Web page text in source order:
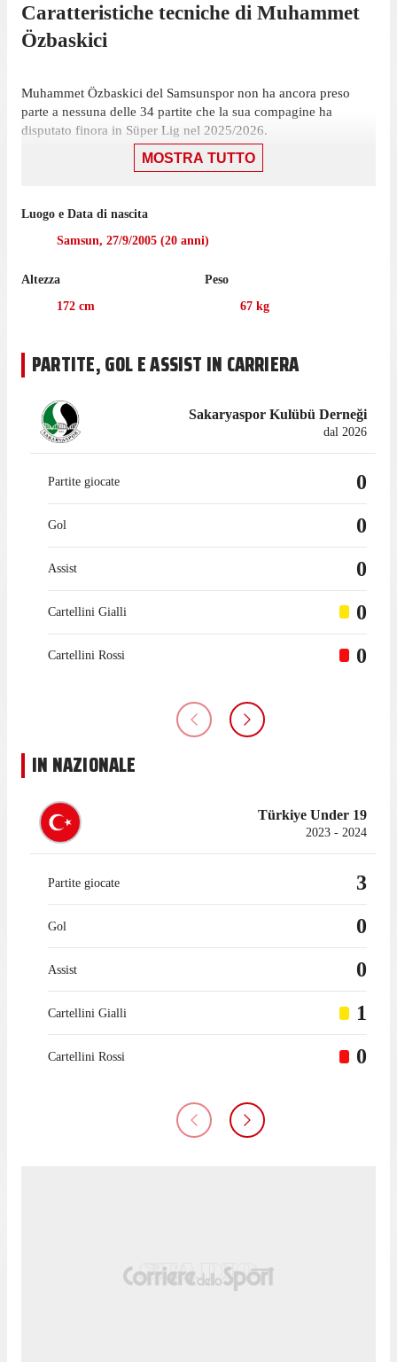
Caratteristiche tecniche di Muhammet
Özbaskici
Muhammet Özbaskici del Samsunspor non ha ancora preso
parte a nessuna delle 34 partite che la sua compagine ha
disputato finora in Süper Lig nel 2025/2026.
Özbaskici ha giocato 3 partite di Süper Lig nell'ultima stagione
Il centrocampista è tornato a giocare per Samsunspor nel luglio
collezionato 4 presenze in campionato.
MOSTRA TUTTO
Luogo e Data di nascita
Samsun, 27/9/2005 (20 anni)
Altezza
172 cm
Peso
67 kg
PARTITE, GOL E ASSIST IN CARRIERA
Sakaryaspor Kulübü Derneği
dal 2026
Partite giocate 0
Gol 0
Assist 0
Cartellini Gialli 0
Cartellini Rossi 0
IN NAZIONALE
Türkiye Under 19
2023 - 2024
Partite giocate 3
Gol 0
Assist 0
Cartellini Gialli 1
Cartellini Rossi 0